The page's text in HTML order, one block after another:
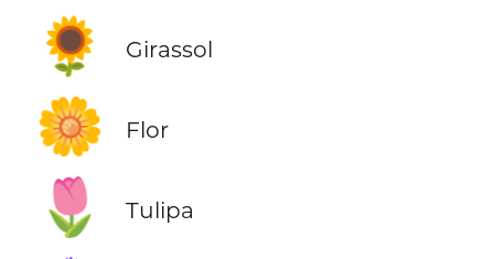
🌻 Girassol
🌼 Flor
🌷 Tulipa